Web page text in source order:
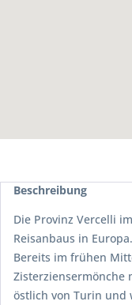
Beschreibung
Die Provinz Vercelli
Reisanbaus in Europa.
Bereits im frühen
Zisterziensermönche
östlich von Turin und